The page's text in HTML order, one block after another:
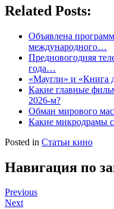
Related Posts:
Объявлена
международного…
Предновогодняя
года…
«Маугли» и «Книга
Какие главные
2026-м?
Обман мирового
Какие микродрамы
Posted in Статьи кино
Навигация по
Previous
Next